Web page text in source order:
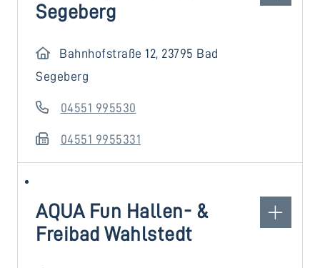
Segeberg
Bahnhofstraße 12, 23795 Bad
Segeberg
04551 995530
04551 9955331
AQUA Fun Hallen- &
Freibad Wahlstedt